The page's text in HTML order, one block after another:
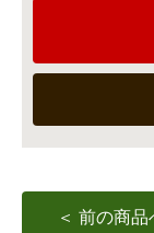
＜ 前の商品